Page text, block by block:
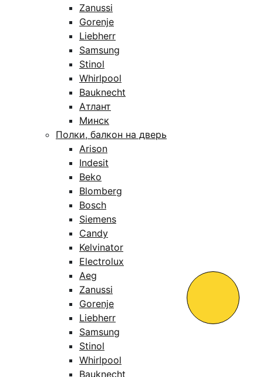
Zanussi
Gorenje
Liebherr
Samsung
Stinol
Whirlpool
Bauknecht
Атлант
Минск
Полки, балкон на дверь
Arison
Indesit
Beko
Blomberg
Bosch
Siemens
Candy
Kelvinator
Electrolux
Aeg
Zanussi
Gorenje
Liebherr
Samsung
Stinol
Whirlpool
Bauknecht